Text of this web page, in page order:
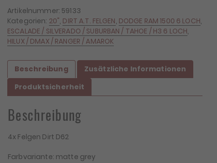
Artikelnummer: 59133
Kategorien: 20", DIRT A.T. FELGEN, DODGE RAM 1500 6 LOCH,
ESCALADE / SILVERADO / SUBURBAN / TAHOE / H3 6 LOCH,
HILUX / DMAX / RANGER / AMAROK
Beschreibung
Zusätzliche Informationen
Produktsicherheit
Beschreibung
4x Felgen Dirt D62
Farbvariante: matte grey